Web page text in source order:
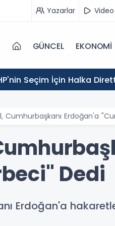
Yazarlar Video
GÜNCEL EKONOMİ
Seçim İçin Halka
Cumhurbaşkanı Erdoğan'a
Dedi
Erdoğan'a